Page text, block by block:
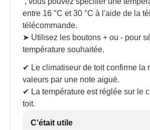
entre 16 °C et 30 °C à l'aide de la
télécommande.
➤ Utilisez les boutons + ou - pour
température souhaitée.
✔ Le climatiseur de toit confirme la
valeurs par une note aiguë.
✔ La température est réglée sur le
toit.
C'était utile